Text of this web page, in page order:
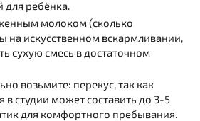
для ребёнка.
молоком (сколько
на искусственном вскармливании,
сухую смесь в достаточном
возьмите: перекус, так как
студии может составить до 3-5
для комфортного пребывания.